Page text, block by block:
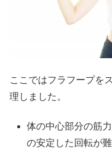
ここではフラフープを
理しました。
体の中心部分の筋
の安定した回転が